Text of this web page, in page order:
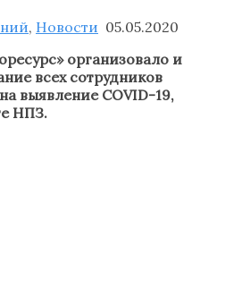
, Новости 05.05.2020
организовало и
всех сотрудников
выявление COVID-19,
НПЗ.